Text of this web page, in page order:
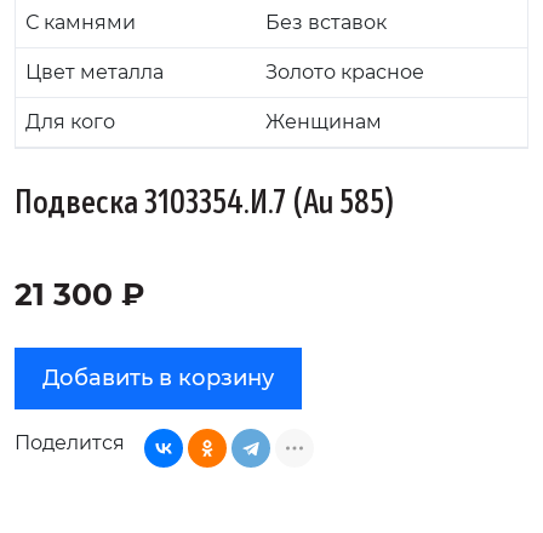
С камнями Без вставок
Цвет металла Золото красное
Для кого Женщинам
Подвеска 3103354.И.7 (Au 585)
21 300 ₽
Добавить в корзину
Поделится